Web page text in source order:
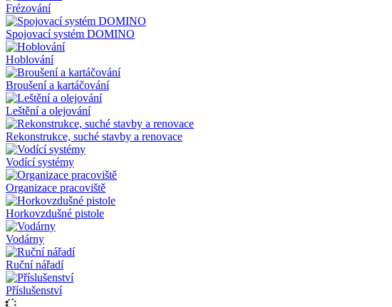
Frézování
Spojovací systém DOMINO
Hoblování
Broušení a kartáčování
Leštění a olejování
Rekonstrukce, suché stavby a renovace
Vodící systémy
Organizace pracoviště
Horkovzdušné pistole
Vodárny
Ruční nářadí
Příslušenství